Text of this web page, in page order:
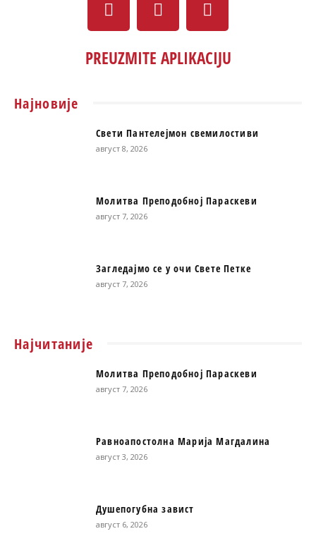
PREUZMITE APLIKACIJU
Најновије
Свети Пантелејмон свемилостиви
август 8, 2026
Молитва Преподобној Параскеви
август 7, 2026
Загледајмо се у очи Свете Петке
август 7, 2026
Најчитаније
Молитва Преподобној Параскеви
август 7, 2026
Равноапостолна Марија Магдалина
август 3, 2026
Душепогубна завист
август 6, 2026